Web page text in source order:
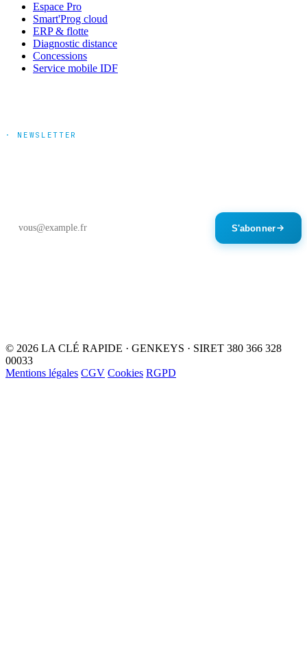
Espace Pro
Smart'Prog cloud
ERP & flotte
Diagnostic distance
Concessions
Service mobile IDF
· NEWSLETTER
S'abonner
© 2026 LA CLÉ RAPIDE · GENKEYS · SIRET 380 366 328
00033
Mentions légales CGV Cookies RGPD